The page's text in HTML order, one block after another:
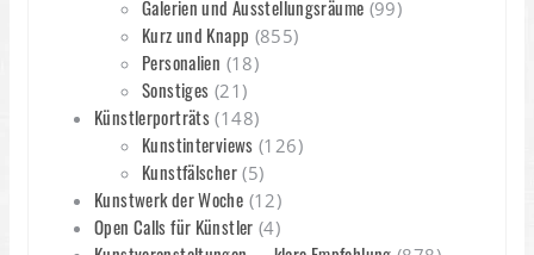
Galerien und Ausstellungsräume (99)
Kurz und Knapp (855)
Personalien (18)
Sonstiges (21)
Künstlerporträts (148)
Kunstinterviews (126)
Kunstfälscher(5)
Kunstwerk der Woche (12)
Open Calls für Künstler (4)